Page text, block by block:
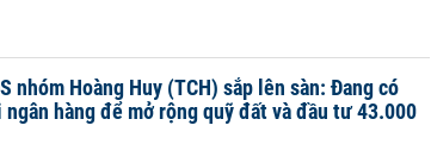
nhóm Hoàng Huy (TCH) sắp lên sàn: Đang có
hàng để mở rộng quỹ đất và đầu tư 43.000